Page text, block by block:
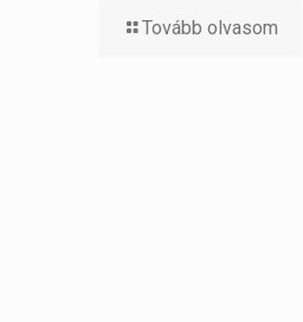
Tovább olvasom